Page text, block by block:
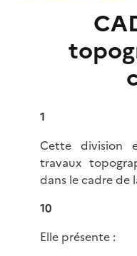
1
Cette division
travaux
dans le cadre de
10
Elle présente :